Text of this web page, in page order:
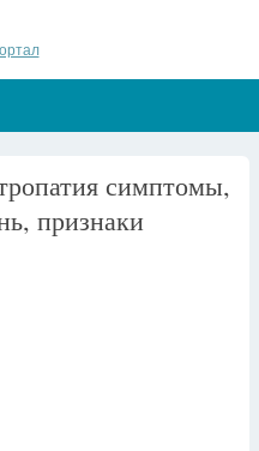
симптомы,
признаки